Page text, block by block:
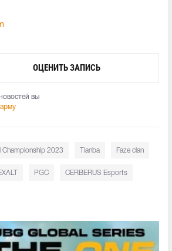
ОЦЕНИТЬ ЗАПИСЬ
вы
Championship 2023 Tianba Faze clan
PGC CERBERUS Esports